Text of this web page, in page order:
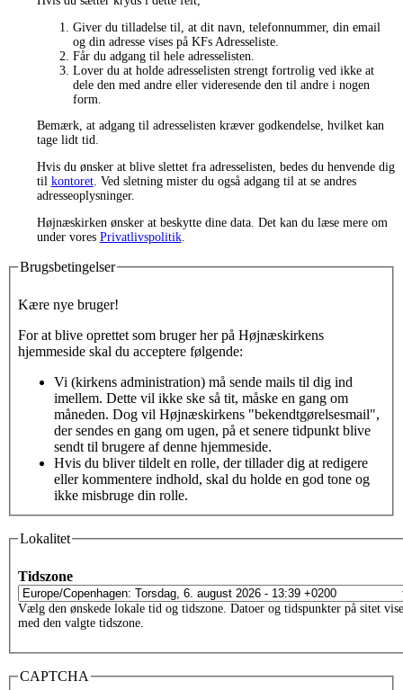
Giver du tilladelse til, at dit navn, telefonnummer, din email
og din adresse vises på KFs Adresseliste.
Får du adgang til hele adresselisten.
Lover du at holde adresselisten strengt fortrolig ved ikke at
dele den med andre eller videresende den til andre i nogen
form.
Bemærk, at adgang til adresselisten kræver godkendelse, hvilket kan
tage lidt tid.
Hvis du ønsker at blive slettet fra adresselisten, bedes du henvende dig
til kontoret. Ved sletning mister du også adgang til at se andres
adresseoplysninger.
Højnæskirken ønsker at beskytte dine data. Det kan du læse mere om
under vores Privatlivspolitik.
Brugsbetingelser
Kære nye bruger!
For at blive oprettet som bruger her på Højnæskirkens
hjemmeside skal du acceptere følgende:
Vi (kirkens administration) må sende mails til dig ind
imellem. Dette vil ikke ske så tit, måske en gang om
måneden. Dog vil Højnæskirkens "bekendtgørelsesmail",
der sendes en gang om ugen, på et senere tidpunkt blive
sendt til brugere af denne hjemmeside.
Hvis du bliver tildelt en rolle, der tillader dig at redigere
eller kommentere indhold, skal du holde en god tone og
ikke misbruge din rolle.
derefter klikker på
Herefter vil vi godkende (eller afvise) din tilmelding, og tildele
dig en rolle på hjemmesiden.
Lokalitet
Tidszone
Vælg den ønskede lokale tid og tidszone. Datoer og tidspunkter på sitet
med den valgte tidszone.
CAPTCHA